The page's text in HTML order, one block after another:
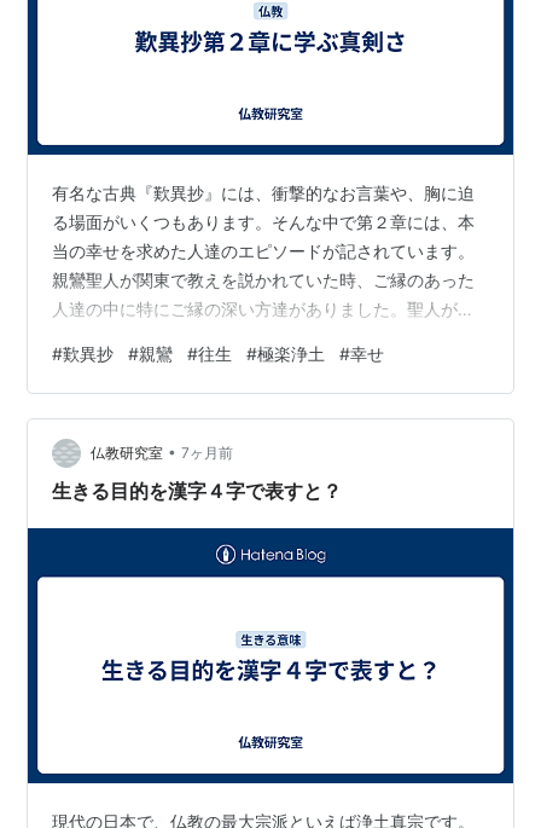
有名な古典『歎異抄』には、衝撃的なお言葉や、胸に迫
る場面がいくつもあります。そんな中で第２章には、本
当の幸せを求めた人達のエピソードが記されています。
親鸞聖人が関東で教えを説かれていた時、ご縁のあった
人達の中に特にご縁の深い方達がありました。聖人が京
聖人が教えられていたことを否定するような人達が現れ
たのです。 それで親鸞聖人にお会いして、本当のところ
をお聞きしたいと関東から京都まで歩いて訪ねて行きま
した。今のように新幹線も飛行機もない時代なので、片
道30日はかかります。途中の宿泊費も交通費も食費も、
#歎異抄 #親鸞 #往生 #極楽浄土 #幸せ
仏教研究室 • 7ヶ月前
生きる目的を漢字４字で表すと？
現代の日本で、仏教の最大宗派といえば浄土真宗です。